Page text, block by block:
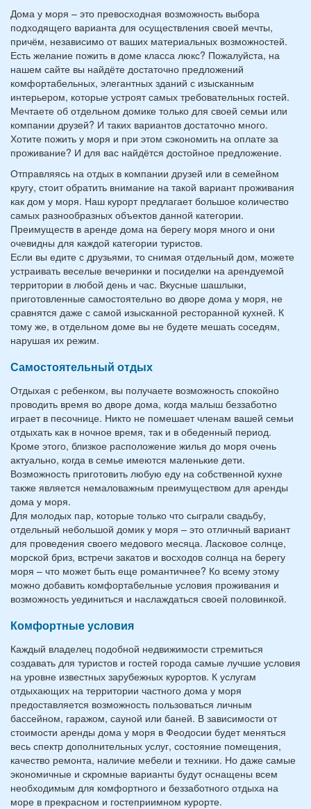
Дома у моря – это превосходная возможность выбора
подходящего варианта для осуществления своей мечты,
причём, независимо от ваших материальных возможностей.
Есть желание пожить в доме класса люкс? Пожалуйста, на
нашем сайте вы найдёте достаточно предложений
комфортабельных, элегантных зданий с изысканным
интерьером, которые устроят самых требовательных гостей.
Мечтаете об отдельном домике только для своей семьи или
компании друзей? И таких вариантов достаточно много.
Хотите пожить у моря и при этом сэкономить на оплате за
проживание? И для вас найдётся достойное предложение.
Отправляясь на отдых в компании друзей или в семейном
кругу, стоит обратить внимание на такой вариант проживания
как дом у моря. Наш курорт предлагает большое количество
самых разнообразных объектов данной категории.
Преимуществ в аренде дома на берегу моря много и они
очевидны для каждой категории туристов.
Если вы едите с друзьями, то снимая отдельный дом, можете
устраивать веселые вечеринки и посиделки на арендуемой
территории в любой день и час. Вкусные шашлыки,
приготовленные самостоятельно во дворе дома у моря, не
сравнятся даже с самой изысканной ресторанной кухней. К
тому же, в отдельном доме вы не будете мешать соседям,
нарушая их режим.
Самостоятельный отдых
Отдыхая с ребенком, вы получаете возможность спокойно
проводить время во дворе дома, когда малыш беззаботно
играет в песочнице. Никто не помешает членам вашей семьи
отдыхать как в ночное время, так и в обеденный период.
Кроме этого, близкое расположение жилья до моря очень
актуально, когда в семье имеются маленькие дети.
Возможность приготовить любую еду на собственной кухне
также является немаловажным преимуществом для аренды
дома у моря.
Для молодых пар, которые только что сыграли свадьбу,
отдельный небольшой домик у моря – это отличный вариант
для проведения своего медового месяца. Ласковое солнце,
морской бриз, встречи закатов и восходов солнца на берегу
моря – что может быть еще романтичнее? Ко всему этому
можно добавить комфортабельные условия проживания и
возможность уединиться и наслаждаться своей половинкой.
Комфортные условия
Каждый владелец подобной недвижимости стремиться
создавать для туристов и гостей города самые лучшие условия
на уровне известных зарубежных курортов. К услугам
отдыхающих на территории частного дома у моря
предоставляется возможность пользоваться личным
бассейном, гаражом, сауной или баней. В зависимости от
стоимости аренды дома у моря в Феодосии будет меняться
весь спектр дополнительных услуг, состояние помещения,
качество ремонта, наличие мебели и техники. Но даже самые
экономичные и скромные варианты будут оснащены всем
необходимым для комфортного и беззаботного отдыха на
море в прекрасном и гостеприимном курорте.